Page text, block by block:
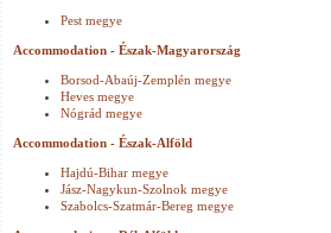
Pest megye
Accommodation - Észak-Magyarország
Borsod-Abaúj-Zemplén megye
Heves megye
Nógrád megye
Accommodation - Észak-Alföld
Hajdú-Bihar megye
Jász-Nagykun-Szolnok megye
Szabolcs-Szatmár-Bereg megye